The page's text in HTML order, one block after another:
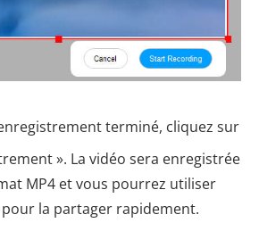
terminé, cliquez sur
». La vidéo sera enregistrée
MP4 et vous pourrez utiliser
la partager rapidement.